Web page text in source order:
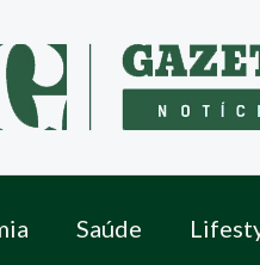
Saúde